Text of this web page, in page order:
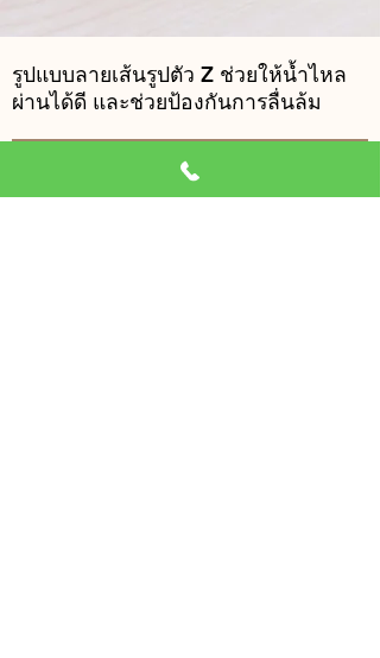
รูปแบบลายเส้นรูปตัว Z ช่วยให้น้ำไหล
ผ่านได้ดี และช่วยป้องกันการลื่นล้ม